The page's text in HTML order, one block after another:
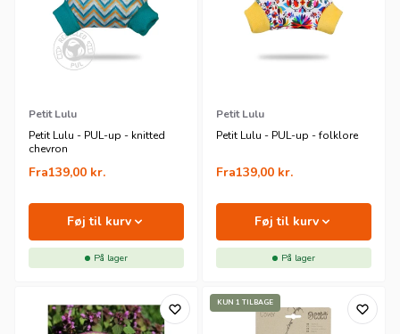
Petit Lulu
Petit Lulu - PUL-up - knitted
chevron
Fra139,00 kr.
Føj til kurv
På lager
Petit Lulu
Petit Lulu - PUL-up - folklore
Fra139,00 kr.
Føj til kurv
På lager
KUN 1 TILBAGE